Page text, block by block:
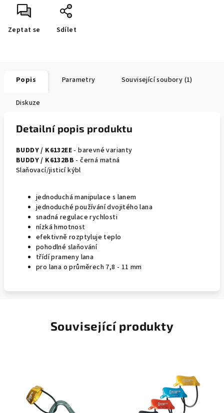
Zeptat se Sdílet
Popis Parametry Související soubory (1)
Diskuze
Detailní popis produktu
BUDDY / K6132EE - barevné varianty
BUDDY / K6132BB - černá matná
Slaňovací/jisticí kýbl
jednoduchá manipulace s lanem
jednoduché používání dvojitého lana
snadná regulace rychlosti
nízká hmotnost
efektivně rozptyluje teplo
pohodlné slaňování
třídí prameny lana
pro lana o průměrech 7,8 - 11 mm
Související produkty